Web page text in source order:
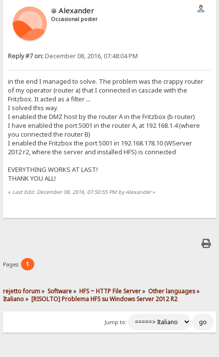
Alexander
Occasional poster
Reply #7 on:December 08, 2016, 07:48:04 PM
in the end I managed to solve. The problem was the crappy router
of my operator (router a) that I connected in cascade with the
Fritzbox. It acted as a filter ...
I solved this way.
I enabled the DMZ host by the router A in the Fritzbox (b router)
I have enabled the port 5001 in the router A, at 192.168.1.4 (where
you connected the router B)
I enabled the Fritzbox the port 5001 in 192.168.178.10 (WServer
2012 r2, where the server and installed HFS) is connected
EVERYTHING WORKS AT LAST!
THANK YOU ALL!
« Last Edit: December 08, 2016, 07:50:55 PM by Alexander»
Pages: 1
rejetto forum» Software» HFS ~ HTTP File Server» Other languages»
Italiano» [RISOLTO] Problema HFS su Windows Server 2012 R2
Jump to: